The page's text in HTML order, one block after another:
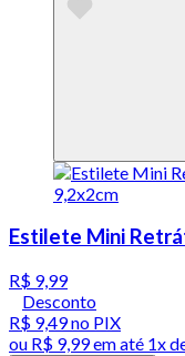
Estilete Mini
R$ 9,99
Desconto
R$ 9,49no PIX
ou R$ 9,99em até 1x